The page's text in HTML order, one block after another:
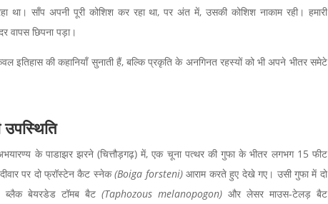
था। साँप अपनी पूरी कोशिश कर रहा था, पर अंत में, उसकी कोशिश नाकाम रही। हमारी
वापस छिपना पड़ा।
इतिहास की कहानियाँ सुनाती हैं, बल्कि प्रकृति के अनगिनत रहस्यों को भी अपने भीतर समेटे
के पाडाझर झरने (चित्तौड़गढ़) में, एक चूना पत्थर की गुफा के भीतर लगभग 15 फीट
पर दो फ्रॉस्टेन कैट स्नेक(Boiga forsteni)आराम करते हुए देखे गए। उसी गुफा में दो
ब्लैक बेयरडेड टॉमब बैट (Taphozous melanopogon)और लेसर माउस-टेलड़ बैट